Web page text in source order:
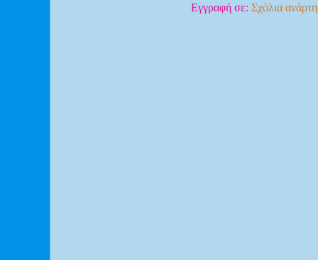
Εγγραφή σε:Σχόλια